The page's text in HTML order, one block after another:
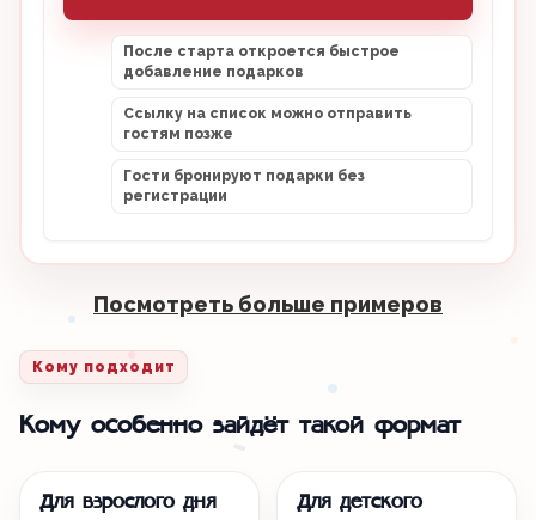
После старта откроется быстрое
добавление подарков
Ссылку на список можно отправить
гостям позже
Гости бронируют подарки без
регистрации
Посмотреть больше примеров
Кому подходит
Кому особенно зайдёт такой формат
Для взрослого дня
Для детского